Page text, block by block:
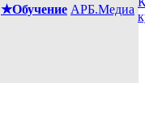
★Обучение АРБ.Медиа